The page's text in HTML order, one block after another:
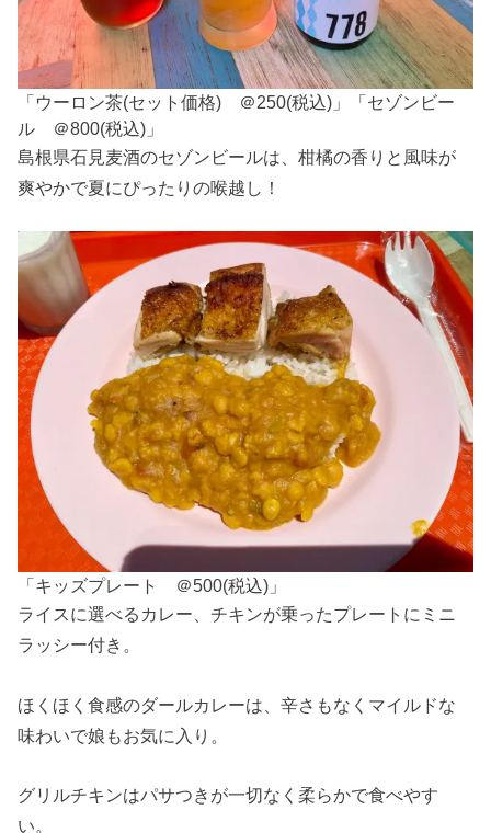
「ウーロン茶(セット価格) ＠250(税込)」「セゾンビー
ル ＠800(税込)」
島根県石見麦酒のセゾンビールは、柑橘の香りと風味が
爽やかで夏にぴったりの喉越し！
「キッズプレート ＠500(税込)」
ライスに選べるカレー、チキンが乗ったプレートにミニ
ラッシー付き。
ほくほく食感のダールカレーは、辛さもなくマイルドな
味わいで娘もお気に入り。
グリルチキンはパサつきが一切なく柔らかで食べやす
い。